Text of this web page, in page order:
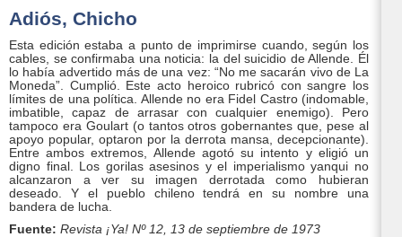
Adiós, Chicho
Esta edición estaba a punto de imprimirse cuando, según los
cables, se confirmaba una noticia: la del suicidio de Allende. Él
lo había advertido más de una vez: “No me sacarán vivo de La
Moneda”. Cumplió. Este acto heroico rubricó con sangre los
límites de una política. Allende no era Fidel Castro (indomable,
imbatible, capaz de arrasar con cualquier enemigo). Pero
tampoco era Goulart (o tantos otros gobernantes que, pese al
apoyo popular, optaron por la derrota mansa, decepcionante).
Entre ambos extremos, Allende agotó su intento y eligió un
digno final. Los gorilas asesinos y el imperialismo yanqui no
alcanzaron a ver su imagen derrotada como hubieran
deseado. Y el pueblo chileno tendrá en su nombre una
bandera de lucha.
Fuente: Revista ¡Ya! Nº 12, 13 de septiembre de 1973